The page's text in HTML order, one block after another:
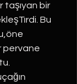
taşıyan bir
Bu
pervane